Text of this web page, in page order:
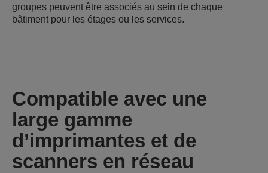
groupes peuvent être associés au sein de chaque
bâtiment pour les étages ou les services.
Compatible avec une
large gamme
d’imprimantes et de
scanners en réseau